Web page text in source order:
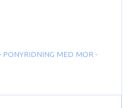
PONYRIDNING MED MOR -